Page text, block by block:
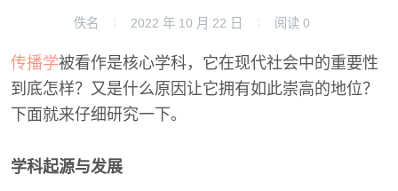
佚名 2022 年 10 月 22 日 阅读 0
传播学被看作是核心学科，它在现代社会中的重要性
到底怎样？又是什么原因让它拥有如此崇高的地位？
下面就来仔细研究一下。
学科起源与发展